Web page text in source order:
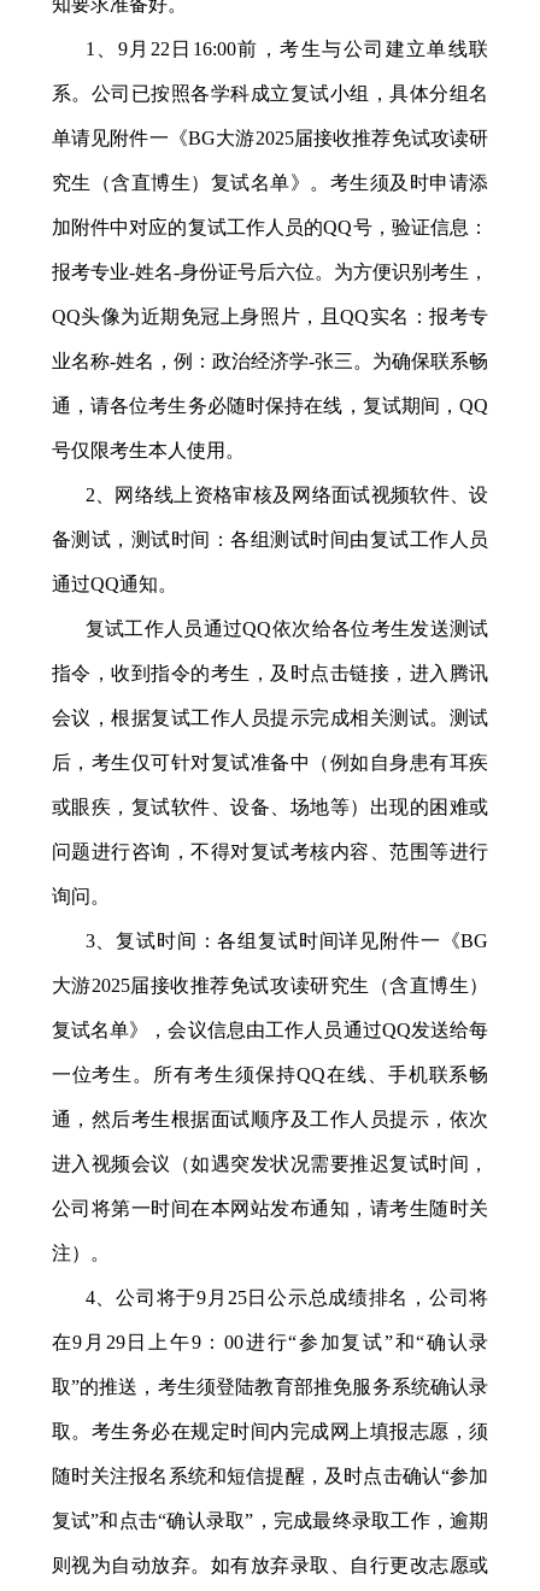
1 9月 22 日 16:00前，考生与公司建立单线联
系。公司已按照各学科成立复试小组，具体分组名
单请见附件一《BG大游2025届接收推荐免试攻读研
究生（含直博生）复试名单》。考生须及时申请添
加附件中对应的复试工作人员的QQ号，验证信息：
报考专业-姓名-身份证号后六位。为方便识别考生，
QQ头像为近期免冠上身照片，且QQ实名：报考专
业名称-姓名，例：政治经济学-张三。为确保联系畅
通，请各位考生务必随时保持在线，复试期间，QQ
号仅限考生本人使用。
2 、网络线上资格审核及网络面试视频软件、设
备测试， 测试时间：各组测试时间由复试工作人员
通过QQ通知。
复试工作人员通过QQ依次给各位考生发送测试
指令，收到指令的考生，及时点击链接，进入腾讯
会议，根据复试工作人员提示完成相关测试。测试
后，考生仅可针对复试准备中（例如自身患有耳疾
或眼疾，复试软件、设备、场地等）出现的困难或
问题进行咨询，不得对复试考核内容、范围等进行
询问。
3、复试时间：各组复试时间详见附件一《BG
大游2025届接收推荐免试攻读研究生（含直博生）
复试名单》，会议信息由工作人员通过QQ发送给每
一位考生。所有考生须保持QQ在线、手机联系畅
通，然后考生根据面试顺序及工作人员提示，依次
进入视频会议（如遇突发状况需要推迟复试时间，
公司将第一时间在本网站发布通知，请考生随时关
注）。
4、公司将于9 月 25日公示总成绩排名，公司将
在9 月 29日上午9：00进行“参加复试”和“确认录
取”的推送，考生须登陆教育部推免服务系统确认录
取。考生务必在规定时间内完成网上填报志愿，须
随时关注报名系统和短信提醒，及时点击确认“参加
复试”和点击“确认录取”，完成最终录取工作，逾期
则视为自动放弃。如有放弃录取、自行更改志愿或